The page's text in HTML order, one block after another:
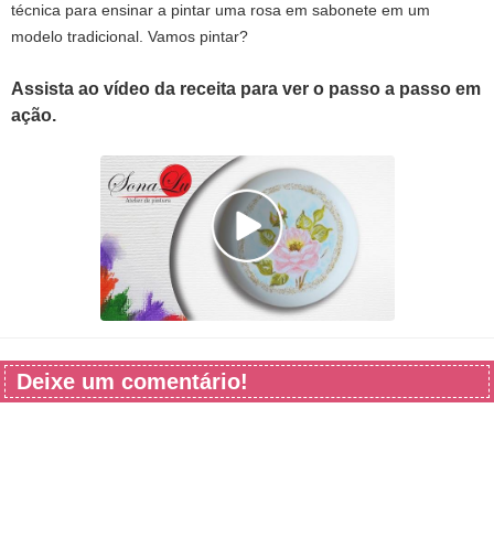
técnica para ensinar a pintar uma rosa em sabonete em um
modelo tradicional. Vamos pintar?
Assista ao vídeo da receita para ver o passo a passo em
ação.
Deixe um comentário!